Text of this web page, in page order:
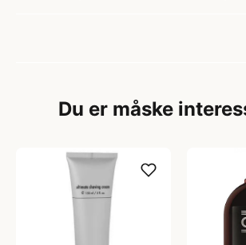
Du er måske